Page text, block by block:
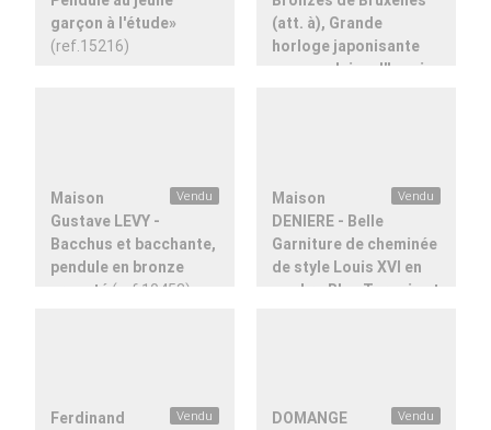
garçon à l'étude»
(ref.15216)
(att. à), Grande
horloge japonisante
en porcelaine d'Imari
Vendu
Maison
Gustave LEVY -
Bacchus et bacchante,
pendule en bronze
argenté (ref.10453)
Vendu
Maison
DENIERE - Belle
Garniture de cheminée
de style Louis XVI en
marbre Bleu Turquin et
Vendu
Ferdinand
Vendu
DOMANGE